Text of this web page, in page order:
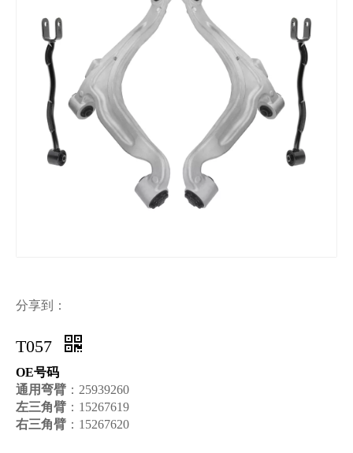
分享到：
T057
OE号码
通用弯臂 ：25939260
左三角臂 ：15267619
右三角臂 ：15267620